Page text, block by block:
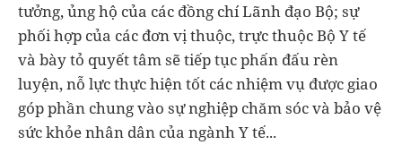
tưởng, ủng hộ của các đồng chí Lãnh đạo Bộ; sự
phối hợp của các đơn vị thuộc, trực thuộc Bộ Y tế
và bày tỏ quyết tâm sẽ tiếp tục phấn đấu rèn
luyện, nỗ lực thực hiện tốt các nhiệm vụ được giao
góp phần chung vào sự nghiệp chăm sóc và bảo vệ
sức khỏe nhân dân của ngành Y tế...